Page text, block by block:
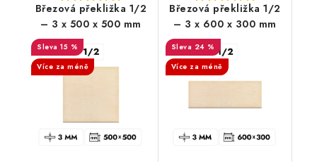
Březová překližka 1/2
– 3 x 500 x 500 mm
15 %
Více za méně
Březová překližka 1/2
– 3 x 600 x 300 mm
24 %
Více za méně